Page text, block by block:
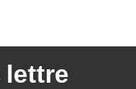
lettre